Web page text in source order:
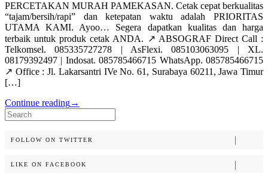
PERCETAKAN MURAH PAMEKASAN. Cetak cepat berkualitas
“tajam/bersih/rapi” dan ketepatan waktu adalah PRIORITAS
UTAMA KAMI. Ayoo… Segera dapatkan kualitas dan harga
terbaik untuk produk cetak ANDA. ↗️ ABSOGRAF Direct Call :
Telkomsel. 085335727278 | AsFlexi. 085103063095 | XL.
08179392497 | Indosat. 085785466715 WhatsApp. 085785466715
↗️ Office : Jl. Lakarsantri IVe No. 61, Surabaya 60211, Jawa Timur
[…]
Continue reading→
Search
for:
FOLLOW ON TWITTER
LIKE ON FACEBOOK